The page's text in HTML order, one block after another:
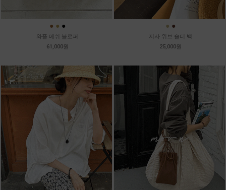
● ● ●
와플 메쉬 블로퍼
61,000원
● ●
지사 위브 숄더 백
25,000원